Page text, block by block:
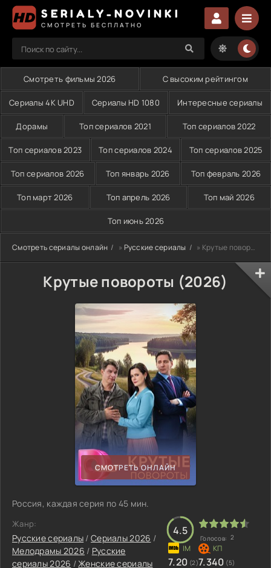
SERIALY-NOVINKI
СМОТРЕТЬ БЕСПЛАТНО
Смотреть фильмы 2026 С высоким рейтингом
Сериалы 4K UHD Сериалы HD 1080 Интересные сериалы
Дорамы Топ сериалов 2021 Топ сериалов 2022
Топ сериалов 2023 Топ сериалов 2024 Топ сериалов 2025
Топ сериалов 2026 Топ январь 2026 Топ февраль 2026
Топ март 2026 Топ апрель 2026 Топ май 2026
Топ июнь 2026
Смотреть сериалы онлайн » Русские сериалы » Крутые повороты (2026)
Крутые повороты (2026)
СМОТРЕТЬ ОНЛАЙН
Россия, каждая серия по 45 мин.
Жанр:
Русские сериалы /Сериалы 2026 /
Мелодрамы 2026 / Русские
сериалы 2026 /Женские сериалы
4.5
Голосов: 2
7.20 (2)7.340 (5)